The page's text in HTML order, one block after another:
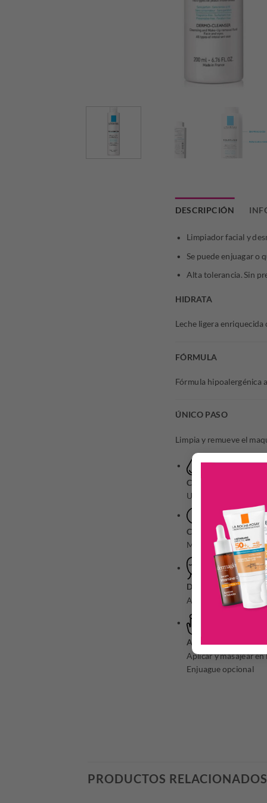
DESCRIPCIÓN
Limpiador facial y
Se puede enjuagar o
Alta tolerancia. Sin
HIDRATA
Leche ligera
FÓRMULA
Fórmula hipoalergénica
ÚNICO PASO
Limpia y remueve el
CANTIDAD
Un dedo del producto
CUÁNDO
Mañana y/o noche
DÓNDE
Aplicar en rostro,
APLICACIÓN
Aplicar y masajear
Enjuague opcional
PRODUCTOS RELACIONADOS